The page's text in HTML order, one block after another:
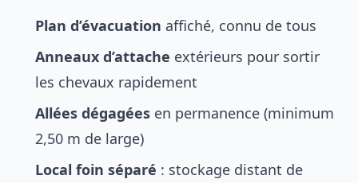
Plan d’évacuation affiché, connu de tous
Anneaux d’attache extérieurs pour sortir
les chevaux rapidement
Allées dégagées en permanence (minimum
2,50 m de large)
Local foin séparé : stockage distant de